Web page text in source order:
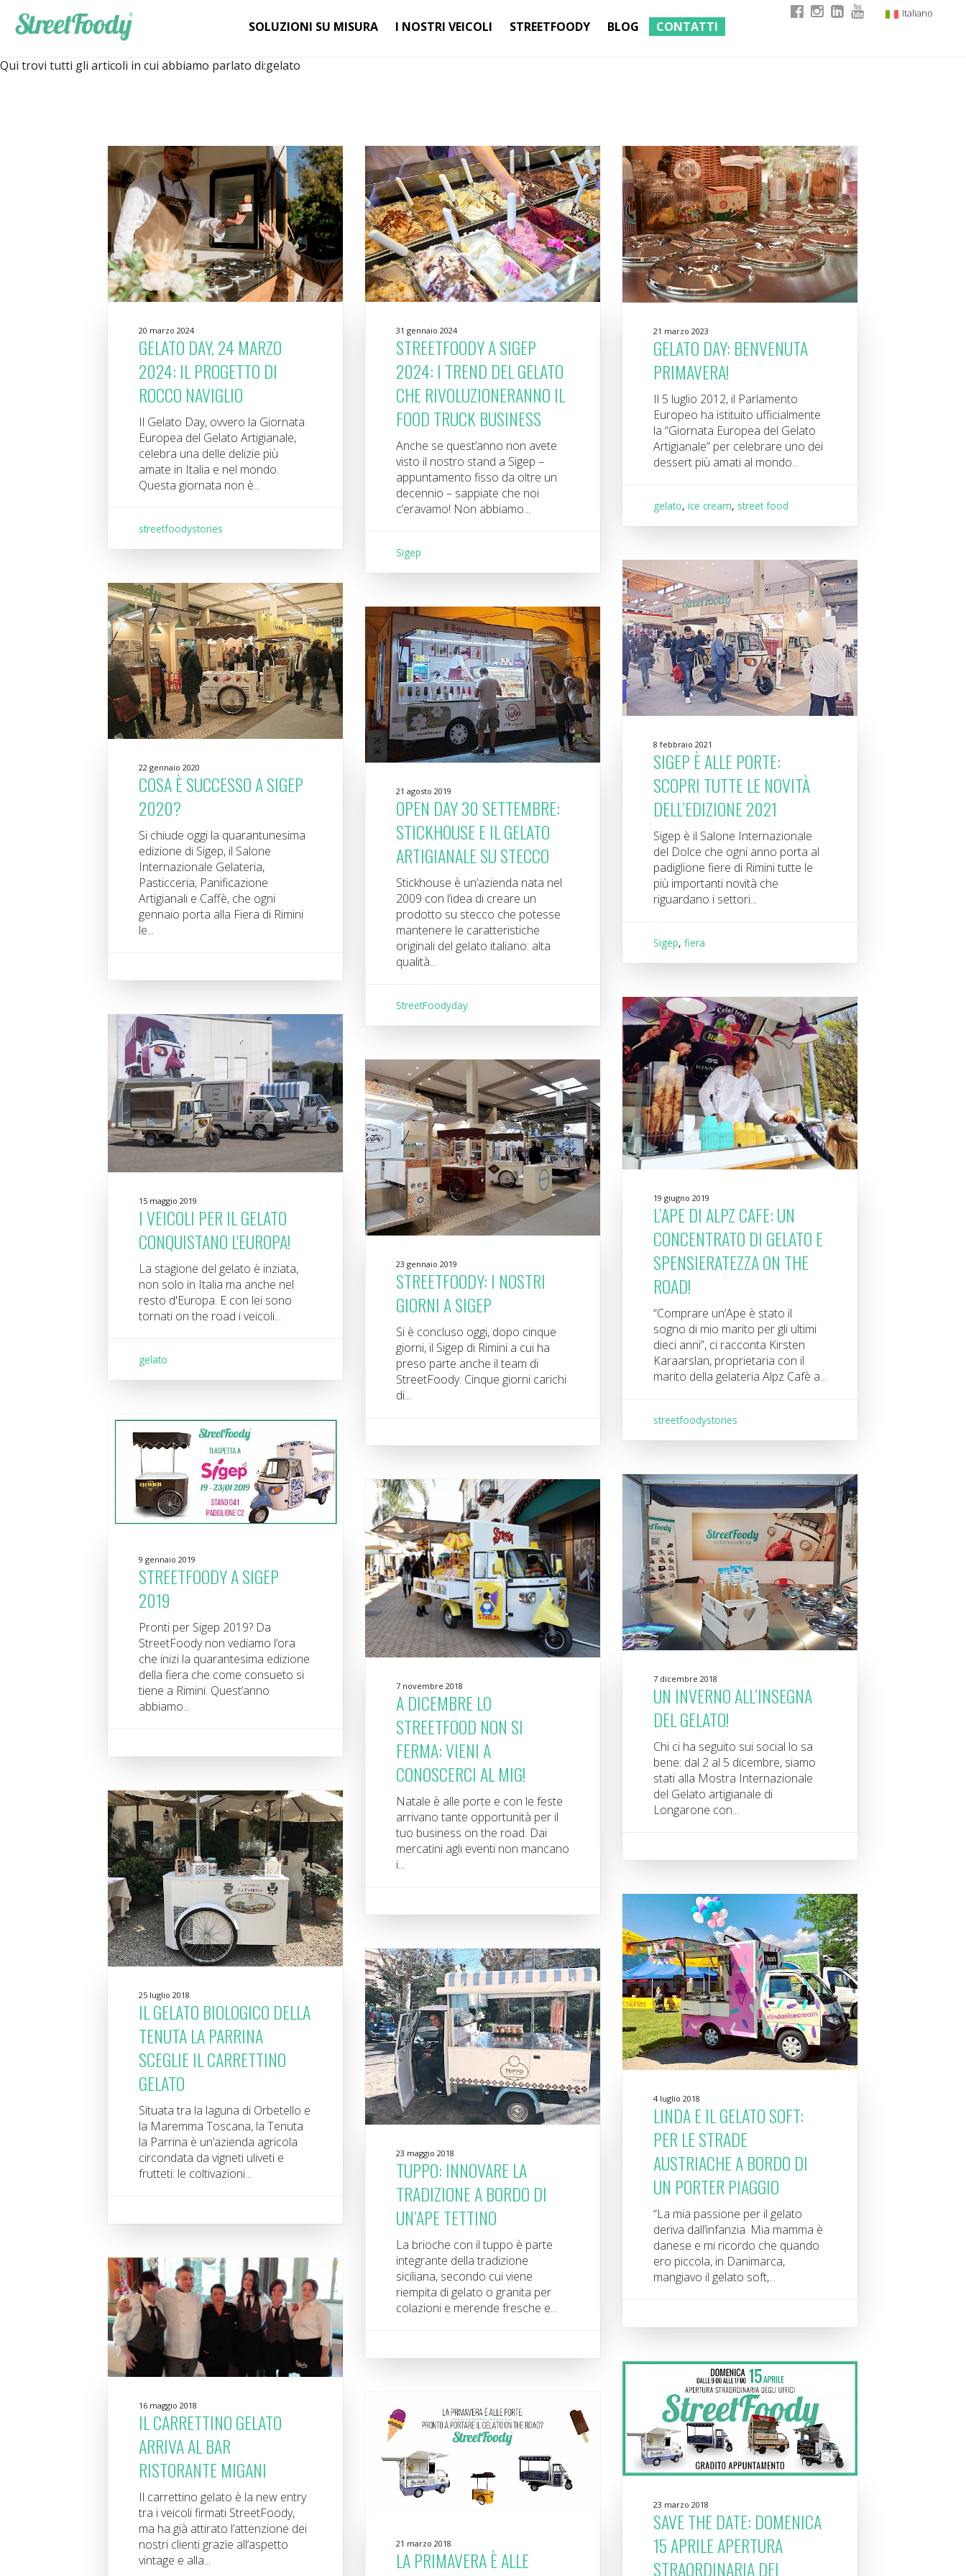
Italiano
SOLUZIONI SU MISURA I NOSTRI VEICOLI STREETFOODY BLOG CONTATTI
Qui trovi tutti gli articoli in cui abbiamo parlato di:gelato
20 marzo 2024
GELATO DAY, 24 MARZO
2024: IL PROGETTO DI
ROCCO NAVIGLIO
Il Gelato Day, ovvero la Giornata
Europea del Gelato Artigianale,
celebra una delle delizie più
amate in Italia e nel mondo.
Questa giornata non è...
streetfoodystories
31 gennaio 2024
STREETFOODY A SIGEP
2024: I TREND DEL GELATO
CHE RIVOLUZIONERANNO IL
FOOD TRUCK BUSINESS
Anche se quest’anno non avete
visto il nostro stand a Sigep –
appuntamento fisso da oltre un
decennio – sappiate che noi
c’eravamo! Non abbiamo...
Sigep
21 marzo 2023
GELATO DAY: BENVENUTA
PRIMAVERA!
Il 5 luglio 2012, il Parlamento
Europeo ha istituito ufficialmente
la “Giornata Europea del Gelato
Artigianale” per celebrare uno dei
dessert più amati al mondo...
gelato, ice cream, street food
8 febbraio 2021
SIGEP È ALLE PORTE:
SCOPRI TUTTE LE NOVITÀ
DELL’EDIZIONE 2021
Sigep è il Salone Internazionale
del Dolce che ogni anno porta al
padiglione fiere di Rimini tutte le
più importanti novità che
riguardano i settori...
Sigep, fiera
22 gennaio 2020
COSA È SUCCESSO A SIGEP
2020?
Si chiude oggi la quarantunesima
edizione di Sigep, il Salone
Internazionale Gelateria,
Pasticceria, Panificazione
Artigianali e Caffè, che ogni
gennaio porta alla Fiera di Rimini
le...
21 agosto 2019
OPEN DAY 30 SETTEMBRE:
STICKHOUSE E IL GELATO
ARTIGIANALE SU STECCO
Stickhouse è un’azienda nata nel
2009 con l’idea di creare un
prodotto su stecco che potesse
mantenere le caratteristiche
originali del gelato italiano: alta
qualità...
StreetFoodyday
19 giugno 2019
L’APE DI ALPZ CAFE: UN
CONCENTRATO DI GELATO E
SPENSIERATEZZA ON THE
ROAD!
“Comprare un’Ape è stato il
sogno di mio marito per gli ultimi
dieci anni”, ci racconta Kirsten
Karaarslan, proprietaria con il
marito della gelateria Alpz Cafè a...
streetfoodystories
15 maggio 2019
I VEICOLI PER IL GELATO
CONQUISTANO L'EUROPA!
La stagione del gelato è inziata,
non solo in Italia ma anche nel
resto d'Europa. E con lei sono
tornati on the road i veicoli...
gelato
23 gennaio 2019
STREETFOODY: I NOSTRI
GIORNI A SIGEP
Si è concluso oggi, dopo cinque
giorni, il Sigep di Rimini a cui ha
preso parte anche il team di
StreetFoody. Cinque giorni carichi
di...
9 gennaio 2019
STREETFOODY A SIGEP
2019
Pronti per Sigep 2019? Da
StreetFoody non vediamo l’ora
che inizi la quarantesima edizione
della fiera che come consueto si
tiene a Rimini. Quest’anno
abbiamo...
7 dicembre 2018
UN INVERNO ALL’INSEGNA
DEL GELATO!
Chi ci ha seguito sui social lo sa
bene: dal 2 al 5 dicembre, siamo
stati alla Mostra Internazionale
del Gelato artigianale di
Longarone con...
7 novembre 2018
A DICEMBRE LO
STREETFOOD NON SI
FERMA: VIENI A
CONOSCERCI AL MIG!
Natale è alle porte e con le feste
arrivano tante opportunità per il
tuo business on the road. Dai
mercatini agli eventi non mancano
i...
25 luglio 2018
IL GELATO BIOLOGICO DELLA
TENUTA LA PARRINA
SCEGLIE IL CARRETTINO
GELATO
Situata tra la laguna di Orbetello e
la Maremma Toscana, la Tenuta
la Parrina è un’azienda agricola
circondata da vigneti uliveti e
frutteti: le coltivazioni...
4 luglio 2018
LINDA E IL GELATO SOFT:
PER LE STRADE
AUSTRIACHE A BORDO DI
UN PORTER PIAGGIO
“La mia passione per il gelato
deriva dall’infanzia. Mia mamma è
danese e mi ricordo che quando
ero piccola, in Danimarca,
mangiavo il gelato soft,...
23 maggio 2018
TUPPO: INNOVARE LA
TRADIZIONE A BORDO DI
UN’APE TETTINO
La brioche con il tuppo è parte
integrante della tradizione
siciliana, secondo cui viene
riempita di gelato o granita per
colazioni e merende fresche e...
16 maggio 2018
IL CARRETTINO GELATO
ARRIVA AL BAR
RISTORANTE MIGANI
Il carrettino gelato è la new entry
tra i veicoli firmati StreetFoody,
ma ha già attirato l’attenzione dei
nostri clienti grazie all’aspetto
vintage e alla...
23 marzo 2018
SAVE THE DATE: DOMENICA
15 APRILE APERTURA
STRAORDINARIA DEI
21 marzo 2018
LA PRIMAVERA È ALLE